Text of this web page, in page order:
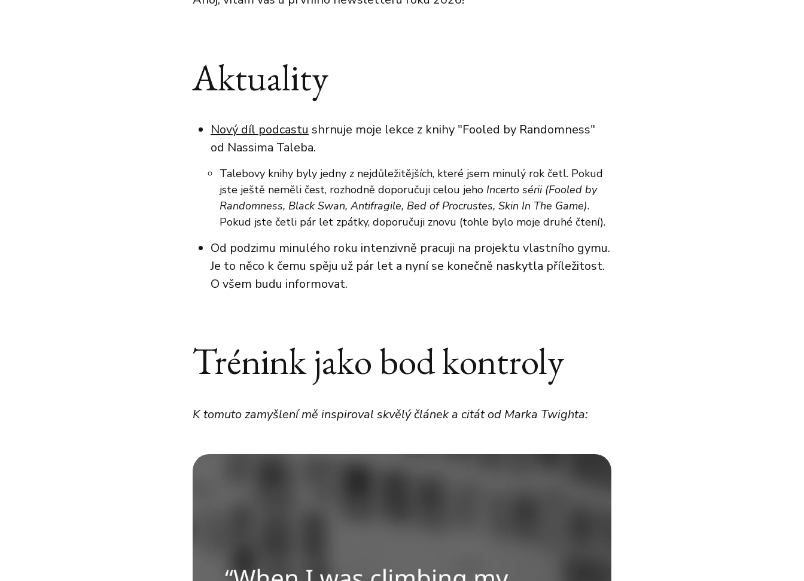
Aktuality
Nový díl podcastu shrnuje moje lekce z knihy "Fooled by Randomness"
od Nassima Taleba.
Talebovy knihy byly jedny z nejdůležitějších, které jsem minulý rok četl. Pokud
jste ještě neměli čest, rozhodně doporučuji celou jeho Incerto sérii (Fooled by
Randomness, Black Swan, Antifragile, Bed of Procrustes, Skin In The Game).
Pokud jste četli pár let zpátky, doporučuji znovu (tohle bylo moje druhé čtení).
Od podzimu minulého roku intenzivně pracuji na projektu vlastního gymu.
Je to něco k čemu spěju už pár let a nyní se konečně naskytla příležitost.
O všem budu informovat.
Trénink jako bod kontroly
K tomuto zamyšlení mě inspiroval skvělý článek a citát od Marka Twighta: